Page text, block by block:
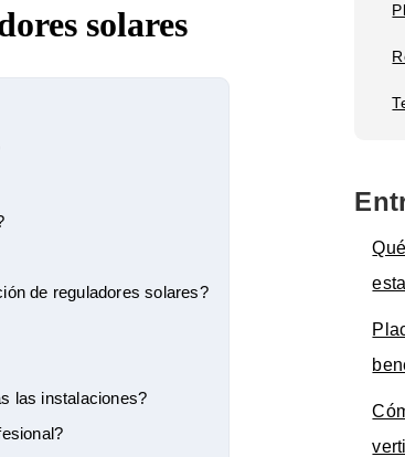
solares
de reguladores solares?
las instalaciones?